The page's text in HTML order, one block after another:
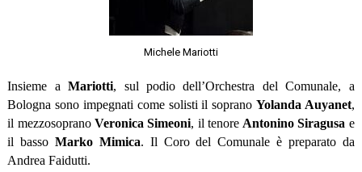
Michele Mariotti
Insieme aMariotti, sul podio dell’Orchestra del Comunale, a
Bologna sono impegnati come solisti il soprano Yolanda Auyanet,
il mezzosoprano Veronica Simeoni, il tenore Antonino Siragusa e
il bassoMarko Mimica. Il Coro del Comunale è preparato da
Andrea Faidutti.